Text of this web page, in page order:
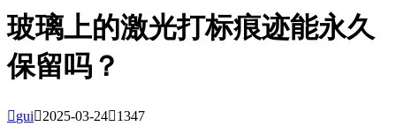
玻璃上的激光打标痕迹能永久
保留吗？
gui2025-03-241347